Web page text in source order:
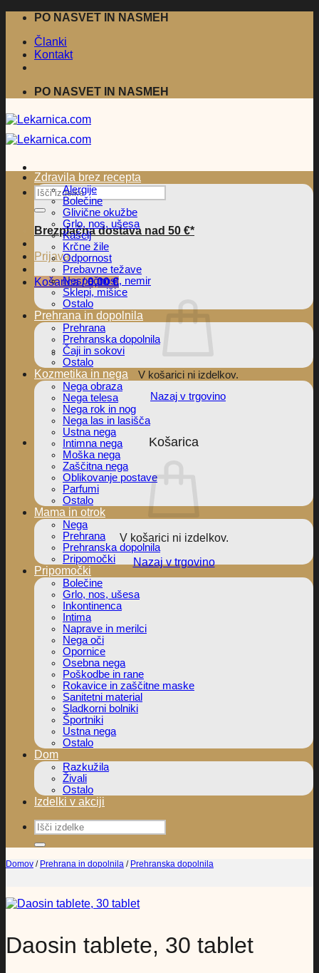
Skoči
vsebino
PO NASVET IN NASMEH
Članki
Kontakt
PO NASVET IN NASMEH
Išči:
Brezplačna dostava nad 50 €*
Prijava
Košarica /0,00€
V košarici ni izdelkov.
Nazaj v trgovino
Košarica
V košarici ni izdelkov.
Nazaj v trgovino
Zdravila brez recepta
Alergije
Bolečine
Glivične okužbe
Grlo, nos, ušesa
Kašelj
Krčne žile
Odpornost
Prebavne težave
Nespečnost, nemir
Sklepi, mišice
Ostalo
Prehrana in dopolnila
Prehrana
Prehranska dopolnila
Čaji in sokovi
Ostalo
Kozmetika in nega
Nega obraza
Nega telesa
Nega rok in nog
Nega las in lasišča
Ustna nega
Intimna nega
Moška nega
Zaščitna nega
Oblikovanje postave
Parfumi
Ostalo
Mama in otrok
Nega
Prehrana
Prehranska dopolnila
Pripomočki
Pripomočki
Bolečine
Grlo, nos, ušesa
Inkontinenca
Intima
Naprave in merilci
Nega oči
Opornice
Osebna nega
Poškodbe in rane
Rokavice in zaščitne maske
Sanitetni material
Sladkorni bolniki
Športniki
Ustna nega
Ostalo
Dom
Razkužila
Živali
Ostalo
Izdelki v akciji
Išči:
Domov / Prehrana in dopolnila / Prehranska dopolnila
Daosin tablete, 30 tablet